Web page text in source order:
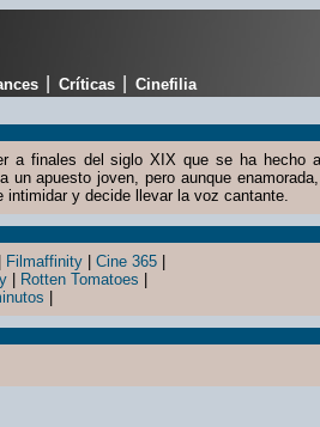
Críticas Cinefilia
a finales del siglo XIX que se ha hecho
un apuesto joven, pero aunque
intimidar y decide llevar la voz cantante.
Filmaffinity Cine 365
Rotten Tomatoes